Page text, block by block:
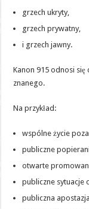
grzech ukryty,
grzech prywatny,
i grzech jawny.
Kanon 915 odnosi się
znanego.
Na przykład:
wspólne życie
publiczne
otwarte
publiczne sytuacje
publiczna